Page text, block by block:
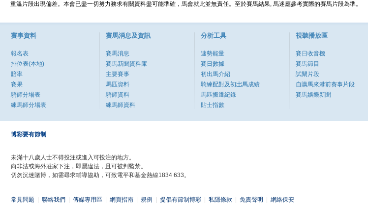
重溫片段出現偏差。本會已盡一切努力務求有關資料盡可能準確，馬會就此並無責任。至於賽馬結果, 馬迷應參考實際的賽馬片段為準。
賽事資料
報名表
排位表(本地)
賠率
賽果
騎師分場表
練馬師分場表
賽馬消息及資訊
賽馬消息
賽馬新聞資料庫
主要賽事
馬匹資料
騎師資料
練馬師資料
分析工具
速勢能量
賽日數據
初出馬介紹
騎練配對及初岀馬成績
馬匹搬遷紀錄
貼士指數
視聽播放區
賽日收音機
賽馬節目
試閘片段
自購馬來港前賽事片段
賽馬娛樂新聞
博彩要有節制
未滿十八歲人士不得投注或進入可投注的地方。
向非法或海外莊家下注，即屬違法，且可被判監禁。
切勿沉迷賭博，如需尋求輔導協助，可致電平和基金熱線1834 633。
常見問題 聯絡我們 傳媒專用區 網頁指南 規例 提倡有節制博彩 私隱條款 免責聲明 網絡保安